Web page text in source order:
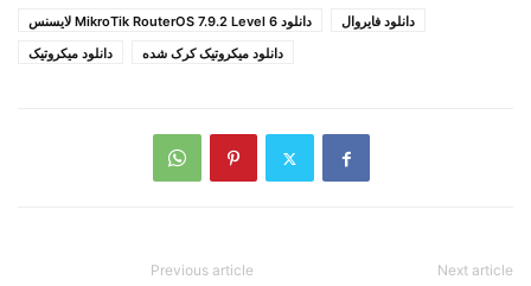
دانلود MikroTik RouterOS 7.9.2 Level 6 لایسنس
دانلود فایروال
دانلود میکروتیک
دانلود میکروتیک کرک شده
Previous article Next article